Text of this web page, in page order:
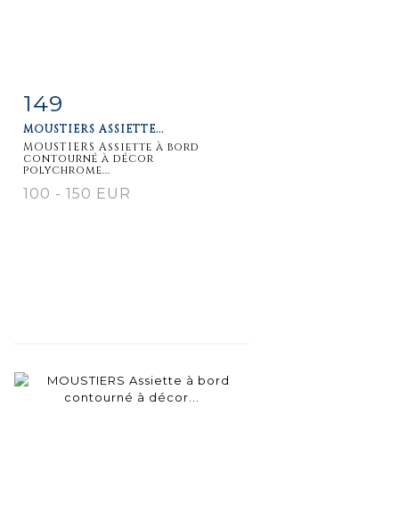
Item detail
149
MOUSTIERS ASSIETTE...
MOUSTIERS Assiette à bord
contourné à décor
polychrome...
100 - 150 EUR